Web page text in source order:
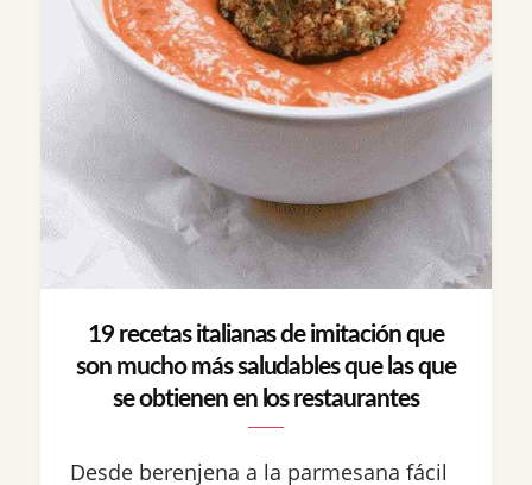
19 recetas italianas de imitación que
son mucho más saludables que las que
se obtienen en los restaurantes
Desde berenjena a la parmesana fácil